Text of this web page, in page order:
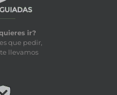
ir?
que pedir,
te llevamos